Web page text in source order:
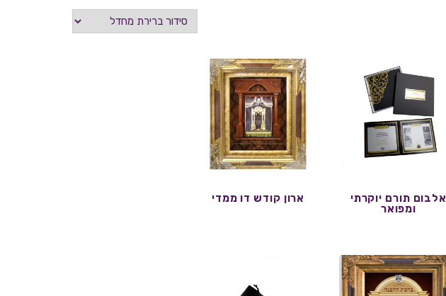
אלבום תורם יוקרתי
ומפואר
ארון קודש דו ממדי